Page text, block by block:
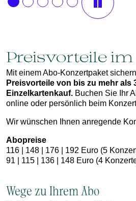
Preisvorteile
Mit einem Abo-Konzertpaket
Preisvorteile von bis zu mehr als
Einzelkartenkauf. Buchen Sie Ihr
online oder persönlich beim
Wir wünschen Ihnen anregende
Abopreise
116 | 148 | 176 | 192 Euro (5
91 | 115 | 136 | 148 Euro (4
Wege zu Ihrem Abo